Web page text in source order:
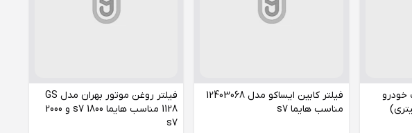
خودرو
فیلتر کابین ایساکو مدل 12403068
مناسب هایما s7
فیلتر روغن موتور بهران مدل GS
1128 مناسب هایما s7 1800 و 2000
s7